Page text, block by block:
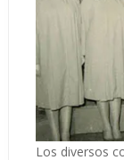
Los diversos